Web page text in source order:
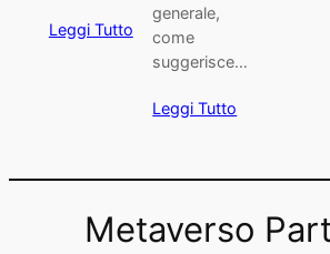
Leggi Tutto
generale,
come
suggerisce…
Leggi Tutto
Metaverso